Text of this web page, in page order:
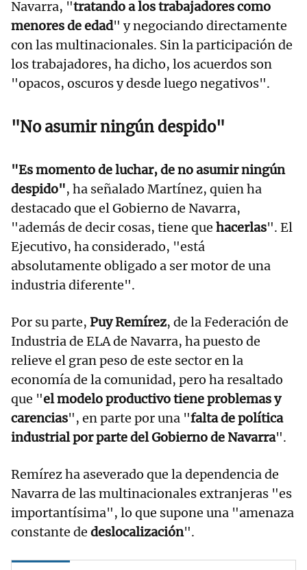
Navarra, "tratando a los trabajadores como
menores de edad" y negociando directamente
con las multinacionales. Sin la participación de
los trabajadores, ha dicho, los acuerdos son
"opacos, oscuros y desde luego negativos".
"No asumir ningún despido"
"Es momento de luchar, de no asumir ningún
despido", ha señalado Martínez, quien ha
destacado que el Gobierno de Navarra,
"además de decir cosas, tiene que hacerlas". El
Ejecutivo, ha considerado, "está
absolutamente obligado a ser motor de una
industria diferente".
Por su parte, Puy Remírez, de la Federación de
Industria de ELA de Navarra, ha puesto de
relieve el gran peso de este sector en la
economía de la comunidad, pero ha resaltado
que "el modelo productivo tiene problemas y
carencias", en parte por una "falta de política
industrial por parte del Gobierno de Navarra".
Remírez ha aseverado que la dependencia de
Navarra de las multinacionales extranjeras "es
importantísima", lo que supone una "amenaza
constante de deslocalización".